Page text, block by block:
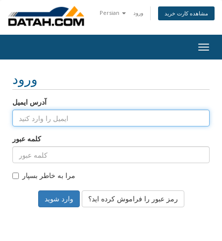
Persian ورود مشاهده کارت خرید
ورود
آدرس ایمیل
کلمه عبور
مرا به خاطر بسپار
رمز عبور را فراموش کرده اید؟